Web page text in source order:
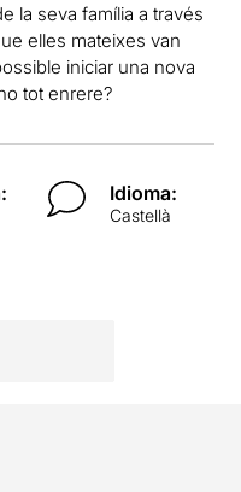
la seva família a través
elles mateixes van
iniciar una nova
tot enrere?
Idioma:
Castellà